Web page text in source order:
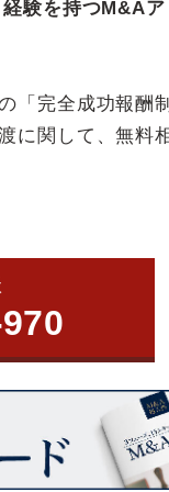
験を持つM&A
「完全成功報
に関して、無料